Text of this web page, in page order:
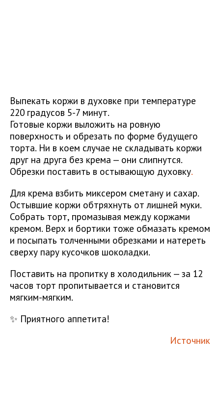
Выпекать коржи в духовке при температуре
220 градусов 5-7 минут.
Готовые коржи выложить на ровную
поверхность и обрезать по форме будущего
торта. Ни в коем случае не складывать коржи
друг на друга без крема — они слипнутся.
Обрезки поставить в остывающую духовку.
Для крема взбить миксером сметану и сахар.
Остывшие коржи обтряхнуть от лишней муки.
Собрать торт, промазывая между коржами
кремом. Верх и бортики тоже обмазать кремом
и посыпать толченными обрезками и натереть
сверху пару кусочков шоколадки.
Поставить на пропитку в холодильник — за 12
часов торт пропитывается и становится
мягким-мягким.
✨ Приятного аппетита!
Источник